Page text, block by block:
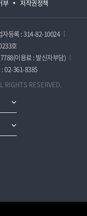
부 저작권정책
자등록 : 314-82-10024
호
이용료 : 발신자부담)
: 02-361-8385
RIGHTS RESERVED.